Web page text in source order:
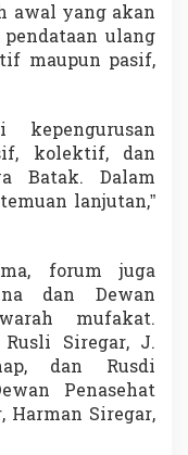
awal yang akan
ulang
maupun pasif,
kepengurusan
kolektif, dan
Batak. Dalam
lanjutan,”
forum juga
dan Dewan
mufakat.
Siregar, J.
dan Rusdi
Penasehat
Siregar,